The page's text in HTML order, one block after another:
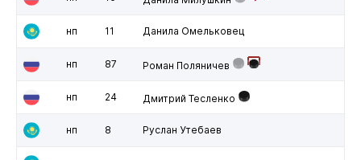
нп 11 Данила Омельковец
нп 87 Роман Поляничев
нп 24 Дмитрий Тесленко
нп 8 Руслан Утебаев